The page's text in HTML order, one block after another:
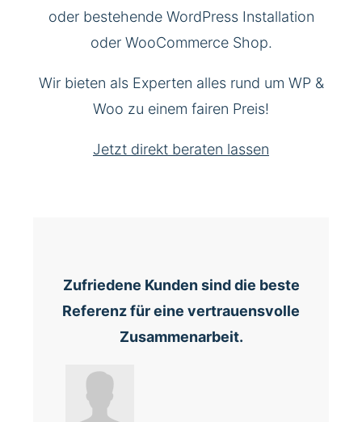
oder bestehende WordPress Installation
oder WooCommerce Shop.
Wir bieten als Experten alles rund um WP &
Woo zu einem fairen Preis!
Jetzt direkt beraten lassen
Zufriedene Kunden sind die beste
Referenz für eine vertrauensvolle
Zusammenarbeit.